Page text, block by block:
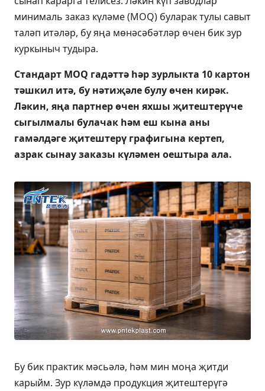
минималь заказ күләме (MOQ) буларак тулы савыт
таләп итәләр, бу яңа мөнәсәбәтләр өчен бик зур
куркыныч тудыра.
Стандарт MOQ гадәттә һәр зурлыкта 10 картон
тәшкил итә, бу нәтиҗәле булу өчен кирәк.
Ләкин, яңа партнер өчен яхшы җитештерүче
сыгылмалы булачак һәм еш кына аны
гамәлдәге җитештерү графигына кертеп,
азрак сынау заказы күләмен оештыра ала.
Бу бик практик мәсьәлә, һәм мин моңа җитди
карыйм. Зур күләмдә продукция җитештерүгә